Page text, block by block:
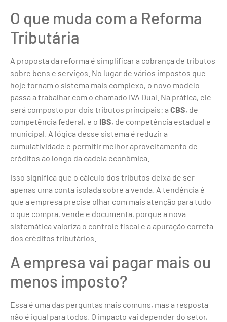
O que muda com a Reforma
Tributária
A proposta da reforma é simplificar a cobrança de tributos
sobre bens e serviços. No lugar de vários impostos que
hoje tornam o sistema mais complexo, o novo modelo
passa a trabalhar com o chamado IVA Dual. Na prática, ele
será composto por dois tributos principais: a CBS, de
competência federal, e o IBS, de competência estadual e
municipal. A lógica desse sistema é reduzir a
cumulatividade e permitir melhor aproveitamento de
créditos ao longo da cadeia econômica.
Isso significa que o cálculo dos tributos deixa de ser
apenas uma conta isolada sobre a venda. A tendência é
que a empresa precise olhar com mais atenção para tudo
o que compra, vende e documenta, porque a nova
sistemática valoriza o controle fiscal e a apuração correta
dos créditos tributários.
A empresa vai pagar mais ou
menos imposto?
Essa é uma das perguntas mais comuns, mas a resposta
não é igual para todos. O impacto vai depender do setor,